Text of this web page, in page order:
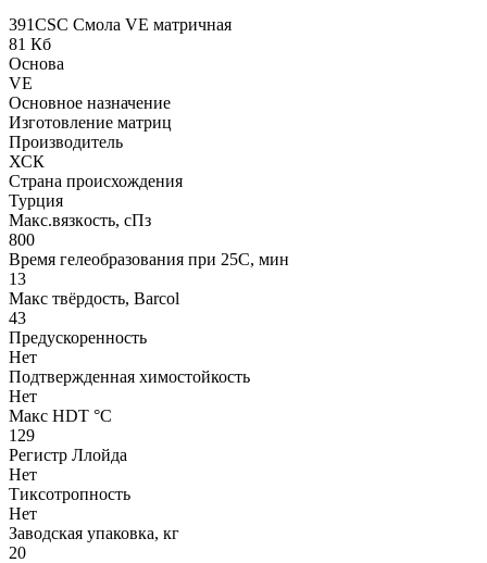
391CSC Смола VE матричная
81 Кб
Основа
VE
Основное назначение
Изготовление матриц
Производитель
ХСК
Страна происхождения
Турция
Макс.вязкoсть, сПз
800
Время гелеобразования при 25С, мин
13
Макс твёрдость, Barcol
43
Предускоренность
Нет
Подтвержденная химостойкость
Нет
Макс HDT °С
129
Регистр Ллойда
Нет
Тиксотропность
Нет
Заводская упаковка, кг
20